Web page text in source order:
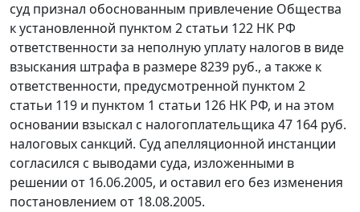
суд признал обоснованным привлечение Общества
к установленной пунктом 2 статьи 122 НК РФ
ответственности за неполную уплату налогов в виде
взыскания штрафа в размере 8239 руб., а также к
ответственности, предусмотренной пунктом 2
статьи 119 и пунктом 1 статьи 126 НК РФ, и на этом
основании взыскал с налогоплательщика 47 164 руб.
налоговых санкций. Суд апелляционной инстанции
согласился с выводами суда, изложенными в
решении от 16.06.2005, и оставил его без изменения
постановлением от 18.08.2005.